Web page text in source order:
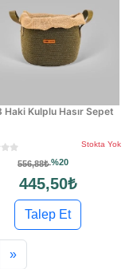
Haki Kulplu Hasır Sepet
Stokta Yok
556,88₺%20
445,50₺
Talep Et
»